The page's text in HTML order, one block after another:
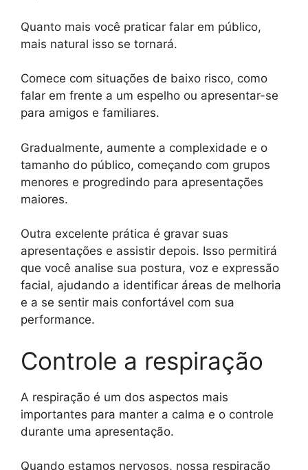
Quanto mais você praticar falar em público,
mais natural isso se tornará.
Comece com situações de baixo risco, como
falar em frente a um espelho ou apresentar-se
para amigos e familiares.
Gradualmente, aumente a complexidade e o
tamanho do público, começando com grupos
menores e progredindo para apresentações
maiores.
Outra excelente prática é gravar suas
apresentações e assistir depois. Isso permitirá
que você analise sua postura, voz e expressão
facial, ajudando a identificar áreas de melhoria
e a se sentir mais confortável com sua
performance.
Controle a respiração
A respiração é um dos aspectos mais
importantes para manter a calma e o controle
durante uma apresentação.
Quando estamos nervosos, nossa respiração